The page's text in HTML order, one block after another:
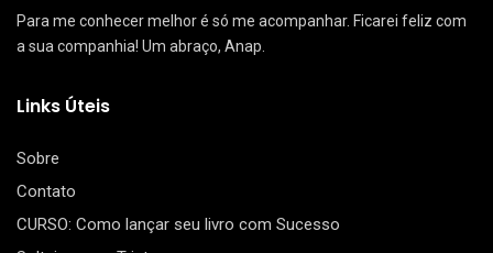
Para me conhecer melhor é só me acompanhar. Ficarei feliz com
a sua companhia! Um abraço, Anap.
Links Úteis
Sobre
Contato
CURSO: Como lançar seu livro com Sucesso